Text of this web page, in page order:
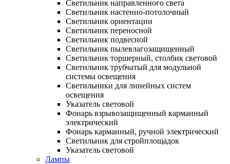
Светильник направленного света
Светильник настенно-потолочный
Светильник ориентации
Светильник переносной
Светильник подвесной
Светильник пылевлагозащищенный
Светильник торшерный, столбик световой
Светильник трубчатый для модульной
системы освещения
Светильники для линейных систем
освещения
Указатель световой
Фонарь взрывозащищенный карманный
электрический
Фонарь карманный, ручной электрический
Светильник для стройплощадок
Указатель световой
Лампы